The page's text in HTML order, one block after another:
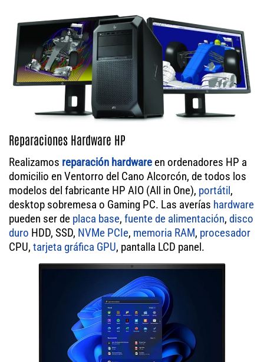
Reparaciones Hardware HP
Realizamos reparación hardware en ordenadores HP a
domicilio en Ventorro del Cano Alcorcón, de todos los
modelos del fabricante HP AIO (All in One), portátil,
desktop sobremesa o Gaming PC. Las averías hardware
pueden ser de placa base, fuente de alimentación, disco
duro HDD, SSD, NVMe PCIe, memoria RAM, procesador
CPU, tarjeta gráfica GPU, pantalla LCD panel.